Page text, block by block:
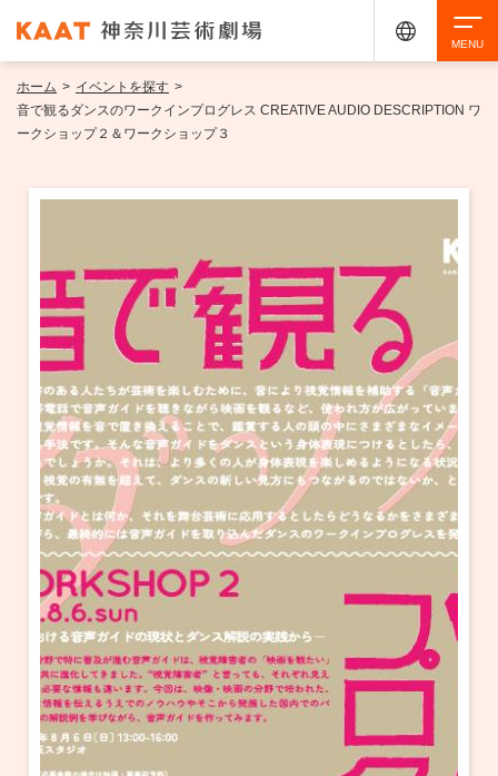
イベントを探す
・ イベント一覧
・ イベントカレンダー
ご来場案内
・ 館内サービス・アクセシビリティ
・ フロアマップ
・ レストラン/カフェ
・ 交通案内
・ よくある質問
施設を借りる
KAATについて
・ ミッション
・ 芸術監督
・ 施設概要
・ フロアマップ
KAAT 神奈川芸術劇場
SNS
ホーム > イベントを探す >
音で観るダンスのワークインプログレス CREATIVE AUDIO DESCRIPTION ワ
ークショップ２＆ワークショップ３